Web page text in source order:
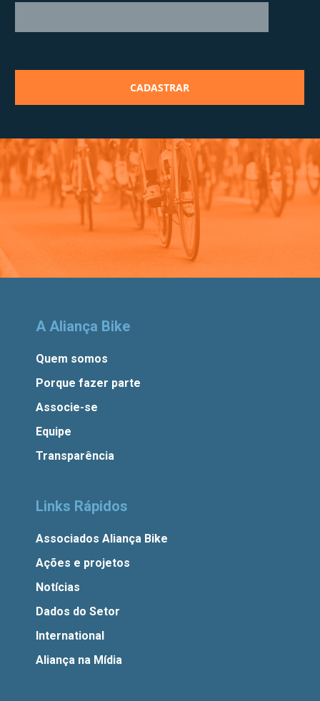
A Aliança Bike
Quem somos
Porque fazer parte
Associe-se
Equipe
Transparência
Links Rápidos
Associados Aliança Bike
Ações e projetos
Notícias
Dados do Setor
International
Aliança na Mídia